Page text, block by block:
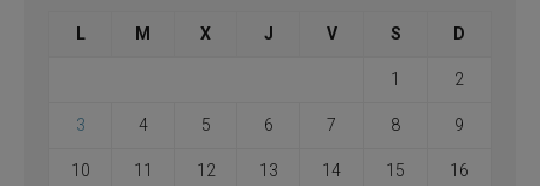
L M X J V S D
1 2
3 4 5 6 7 8 9
10 11 12 13 14 15 16